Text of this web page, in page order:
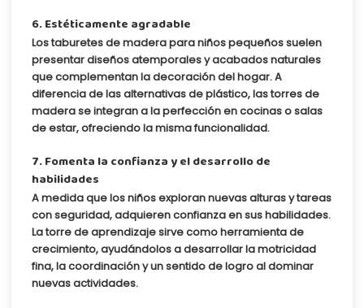
6. Estéticamente agradable
Los taburetes de madera para niños pequeños suelen
presentar diseños atemporales y acabados naturales
que complementan la decoración del hogar. A
diferencia de las alternativas de plástico, las torres de
madera se integran a la perfección en cocinas o salas
de estar, ofreciendo la misma funcionalidad.
7. Fomenta la confianza y el desarrollo de
habilidades
A medida que los niños exploran nuevas alturas y tareas
con seguridad, adquieren confianza en sus habilidades.
La torre de aprendizaje sirve como herramienta de
crecimiento, ayudándolos a desarrollar la motricidad
fina, la coordinación y un sentido de logro al dominar
nuevas actividades.